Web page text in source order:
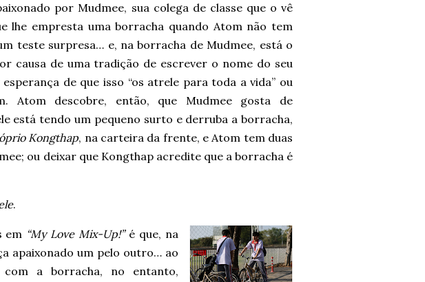
por Mudmee, sua colega de classe que o vê
lhe empresta uma borracha quando Atom não tem
teste surpresa… e, na borracha de Mudmee, está o
causa de uma tradição de escrever o nome do seu
de que isso “os atrele para toda a vida” ou
Atom descobre, então, que Mudmee gosta de
está tendo um pequeno surto e derruba a borracha,
Kongthap, na carteira da frente, e Atom tem duas
ou deixar que Kongthap acredite que a borracha é
.
em “My Love Mix-Up!”é que, na
apaixonado um pelo outro… ao
com a borracha, no entanto,